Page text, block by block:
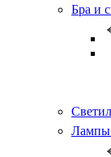
Бра и
Лампы